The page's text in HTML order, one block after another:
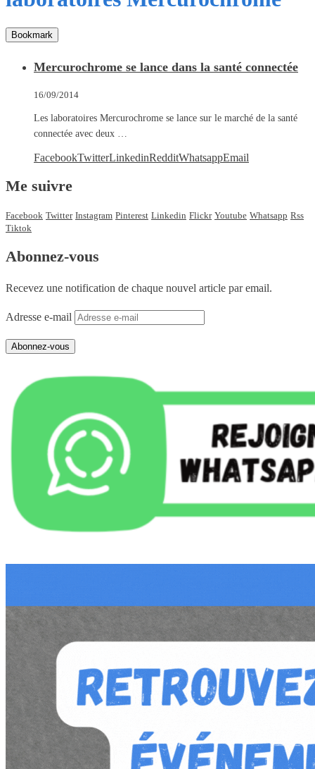
Bookmark
Mercurochrome se lance dans la santé connectée
16/09/2014
Les laboratoires Mercurochrome se lance sur le marché de la santé
connectée avec deux …
FacebookTwitterLinkedinRedditWhatsappEmail
Me suivre
Facebook Twitter Instagram Pinterest Linkedin Flickr Youtube Whatsapp Rss
Tiktok
Abonnez-vous
Recevez une notification de chaque nouvel article par email.
Adresse e-mail
Abonnez-vous